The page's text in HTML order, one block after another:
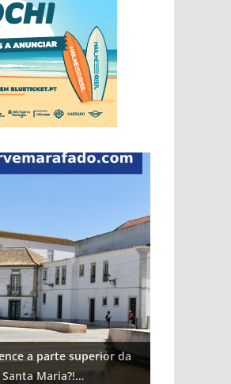
a parte superior da
Maria?!…